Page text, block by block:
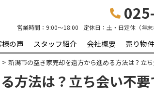
営業時間： 9:00～18:00 定休日： 土・日定休（年
様の声 スタッフ紹介 会社概要 売り物件
新潟市の空き家売却を遠方から進める方法は？立
方法は？立ち会い不